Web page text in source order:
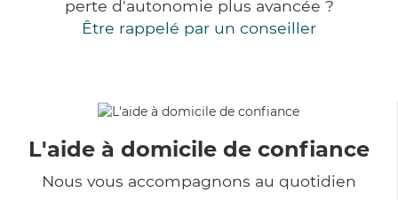
perte d'autonomie plus avancée ?
Être rappelé par un conseiller
L'aide à domicile de confiance
Nous vous accompagnons au quotidien